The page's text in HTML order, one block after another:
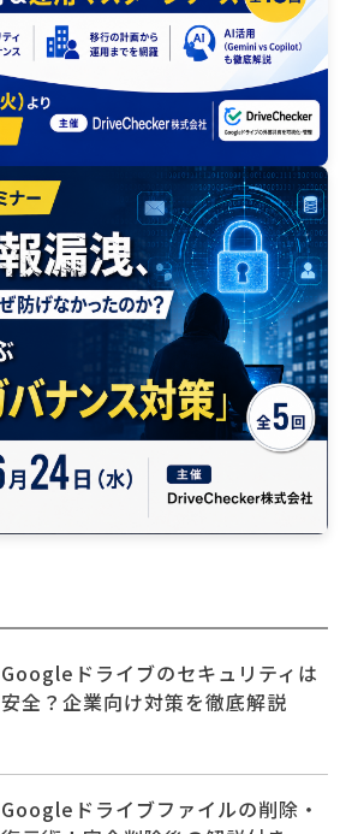
Googleドライブのセキュリティは
安全？企業向け対策を徹底解説
Googleドライブファイルの削除・